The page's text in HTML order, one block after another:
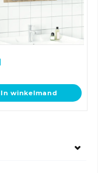
In winkelmand